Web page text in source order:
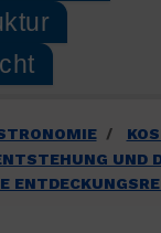
/
UND